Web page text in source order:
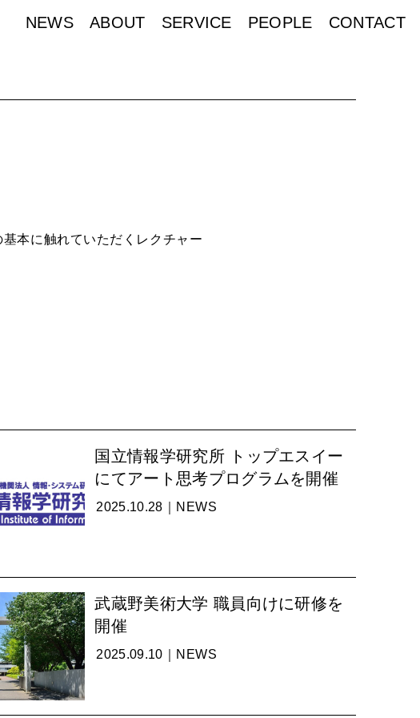
NEWS ABOUT SERVICE PEOPLE CONTACT
本に触れていただくレクチャー
国立情報学研究所 トップエスイー
にてアート思考プログラムを開催
2025.10.28｜ NEWS
武蔵野美術大学 職員向けに研修を
開催
2025.09.10｜ NEWS